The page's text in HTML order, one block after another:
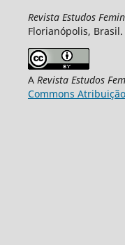
Revista Estudos
Florianópolis, Brasil.
A Revista Estudos
Commons